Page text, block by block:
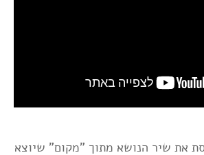
את שיר הנושא מתוך "מקום" שיוצא